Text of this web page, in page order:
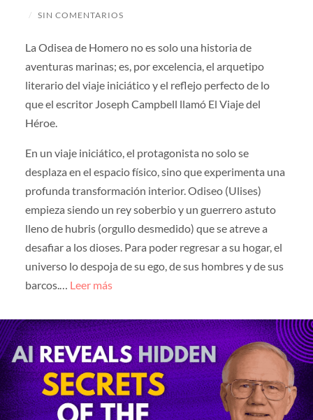
/ SIN COMENTARIOS
La Odisea de Homero no es solo una historia de
aventuras marinas; es, por excelencia, el arquetipo
literario del viaje iniciático y el reflejo perfecto de lo
que el escritor Joseph Campbell llamó El Viaje del
Héroe.
En un viaje iniciático, el protagonista no solo se
desplaza en el espacio físico, sino que experimenta una
profunda transformación interior. Odiseo (Ulises)
empieza siendo un rey soberbio y un guerrero astuto
lleno de hubris (orgullo desmedido) que se atreve a
desafiar a los dioses. Para poder regresar a su hogar, el
universo lo despoja de su ego, de sus hombres y de sus
barcos.… Leer más